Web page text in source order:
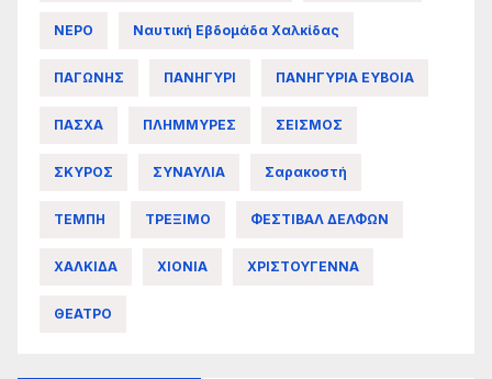
ΝΕΡΟ Ναυτική Εβδομάδα Χαλκίδας
ΠΑΓΩΝΗΣ ΠΑΝΗΓΥΡΙ ΠΑΝΗΓΥΡΙΑ ΕΥΒΟΙΑ
ΠΑΣΧΑ ΠΛΗΜΜΥΡΕΣ ΣΕΙΣΜΟΣ
ΣΚΥΡΟΣ ΣΥΝΑΥΛΙΑ Σαρακοστή
ΤΕΜΠΗ ΤΡΕΞΙΜΟ ΦΕΣΤΙΒΑΛ ΔΕΛΦΩΝ
ΧΑΛΚΙΔΑ ΧΙΟΝΙΑ ΧΡΙΣΤΟΥΓΕΝΝΑ
ΘΕΑΤΡΟ